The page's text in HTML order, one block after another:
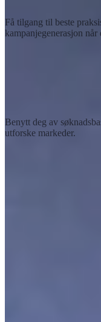
Få tilgang til beste
kampanjegenerasjon når
Benytt deg av
utforske markeder.